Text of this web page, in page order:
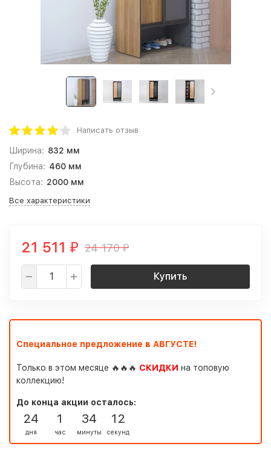
Написать отзыв
Ширина: 832 мм
Глубина: 460 мм
Высота: 2000 мм
Все характеристики
21 511 ₽ 24 170₽
Купить
Специальное предложение в АВГУСТЕ!
Только в этом месяце 🔥🔥🔥 СКИДКИ на топовую
коллекцию!
До конца акции осталось:
24
дня
1
час
34
минуты
11
секунд